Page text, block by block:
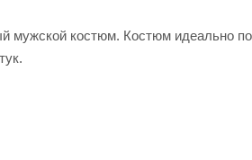
мужской костюм. Костюм идеально